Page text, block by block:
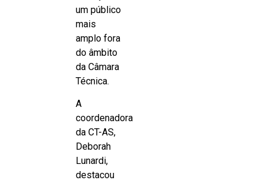
um público
mais
amplo fora
do âmbito
da Câmara
Técnica.
A
coordenadora
da CT-AS,
Deborah
Lunardi,
destacou